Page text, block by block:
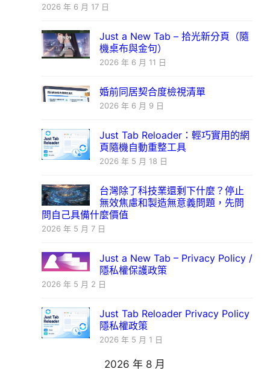
2026 年 6 月 17 日
Just a New Tab – 拾光新分頁（隨
機桌布與金句）
2026 年 6 月 11 日
婚前同居契合度檢視清單
2026 年 6 月 9 日
Just Tab Reloader：輕巧實用的網
頁隨機自動重整工具
2026 年 5 月 18 日
台灣除了科技業還剩下什麼？停止
無效焦慮和製造無意義問題，先問
問自己具備什麼價值
2026 年 5 月 7 日
Just a New Tab – Privacy Policy /
隱私權保護政策
2026 年 5 月 2 日
Just Tab Reloader Privacy Policy
隱私權政策
2026 年 5 月 1 日
2026 年 8 月